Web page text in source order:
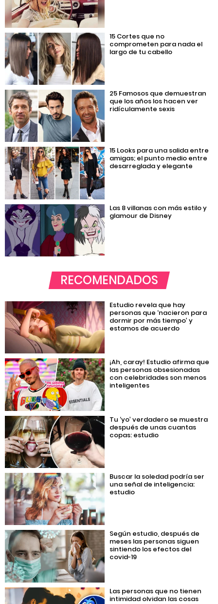
15 Cortes que no
comprometen para nada el
largo de tu cabello
25 Famosos que demuestran
que los años los hacen ver
ridículamente sexis
15 Looks para una salida entre
amigas; el punto medio entre
desarreglada y elegante
Las 8 villanas con más estilo y
glamour de Disney
RECOMENDADOS
Estudio revela que hay
personas que ‘nacieron para
dormir por más tiempo’ y
estamos de acuerdo
¡Ah, caray! Estudio afirma que
las personas obsesionadas
con celebridades son menos
inteligentes
Tu ‘yo’ verdadero se muestra
después de unas cuantas
copas: estudio
Buscar la soledad podría ser
una señal de inteligencia:
estudio
Según estudio, después de
meses las personas siguen
sintiendo los efectos del
covid-19
Las personas que no tienen
intimidad olvidan las cosas